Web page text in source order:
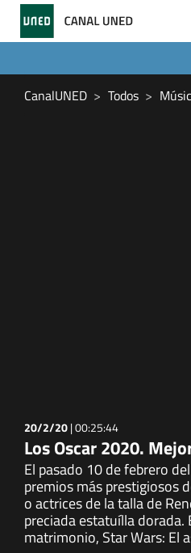
CanalUNED Todos
20/2/20|00:25:44
Los Oscar 2020.
El pasado 10 de febrero
premios más prestigiosos
o actrices de la talla de
preciada estatuílla
matrimonio, Star Wars: El